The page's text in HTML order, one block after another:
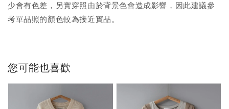
少會有色差，另實穿照由於背景色會造成影響，因此建議參
考單品照的顏色較為接近實品。
您可能也喜歡